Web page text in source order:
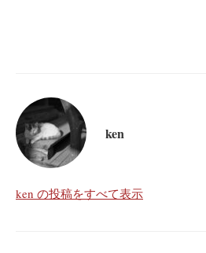
ken
ken の投稿をすべて表示